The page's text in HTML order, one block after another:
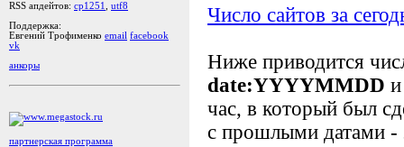
RSS апдейтов: cp1251
utf8
Поддержка:
Евгений Трофименко email facebook
vk
анкоры
партнерская программа
Число сайтов за
Ниже приводится
date:YYYYMMDD
час, в который был
с прошлыми датами -